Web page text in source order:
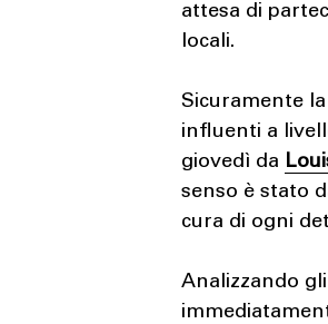
attesa di
locali.
Sicuramente
influenti a
giovedì da
senso è stato
cura di ogni
Analizzando